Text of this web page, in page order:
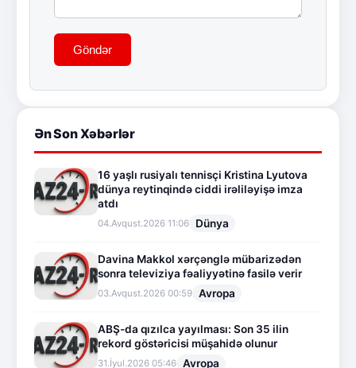
Göndər
Ən Son Xəbərlər
16 yaşlı rusiyalı tennisçi Kristina Lyutova
dünya reytinqində ciddi irəliləyişə imza
atdı
04.Avqust.2026 11:06 Dünya
Davina Makkol xərçənglə mübarizədən
sonra televiziya fəaliyyətinə fasilə verir
03.Avqust.2026 00:59 Avropa
ABŞ-da qızılca yayılması: Son 35 ilin
rekord göstəricisi müşahidə olunur
31.İyul.2026 05:46 Avropa